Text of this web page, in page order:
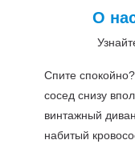
О
Спите
сосед снизу
винтажный
набитый